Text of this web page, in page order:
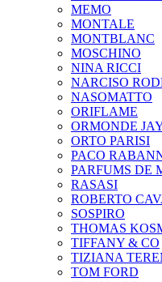
MEMO
MONTALE
MONTBLANC
MOSCHINO
NINA RICCI
NARCISO
NASOMATTO
ORIFLAME
ORMONDE
ORTO PARISI
PACO
PARFUMS DE
RASASI
ROBERTO
SOSPIRO
THOMAS
TIFFANY & CO
TIZIANA
TOM FORD